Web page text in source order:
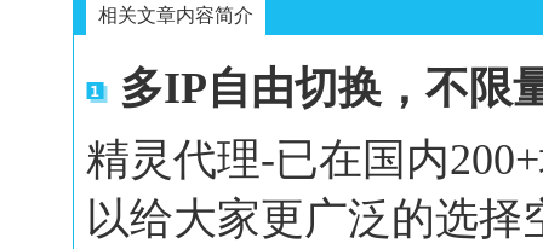
相关文章内容简介
多IP自由切换，不限
精灵代理-已在国内
以给大家更广泛的选择